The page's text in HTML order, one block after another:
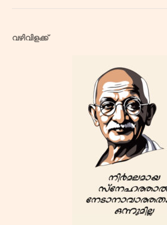
വഴിവിളക്ക്